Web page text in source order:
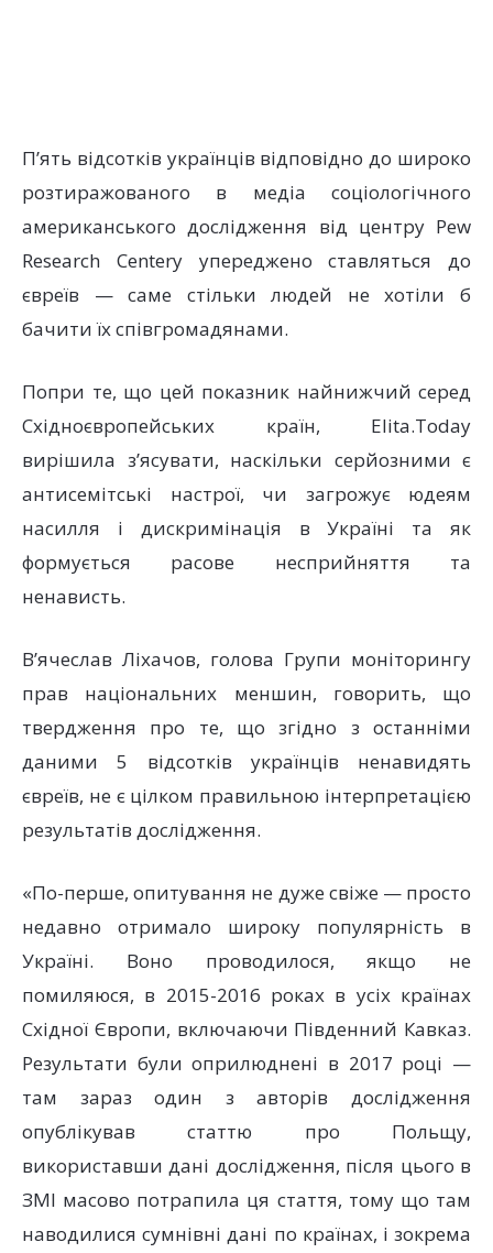
П’ять відсотків українців відповідно до широко
розтиражованого в медіа соціологічного
американського дослідження від центру Pew
Research Centerу упереджено ставляться до
євреїв — саме стільки людей не хотіли б
бачити їх співгромадянами.
Попри те, що цей показник найнижчий серед
Східноєвропейських країн, Elita.Today
вирішила з’ясувати, наскільки серйозними є
антисемітські настрої, чи загрожує юдеям
насилля і дискримінація в Україні та як
формується расове несприйняття та
ненависть.
В’ячеслав Ліхачов, голова Групи моніторингу
прав національних меншин, говорить, що
твердження про те, що згідно з останніми
даними 5 відсотків українців ненавидять
євреїв, не є цілком правильною інтерпретацією
результатів дослідження.
«По-перше, опитування не дуже свіже — просто
недавно отримало широку популярність в
Україні. Воно проводилося, якщо не
помиляюся, в 2015-2016 роках в усіх країнах
Східної Європи, включаючи Південний Кавказ.
Результати були оприлюднені в 2017 році —
там зараз один з авторів дослідження
опублікував статтю про Польщу,
використавши дані дослідження, після цього в
ЗМІ масово потрапила ця стаття, тому що там
наводилися сумнівні дані по країнах, і зокрема